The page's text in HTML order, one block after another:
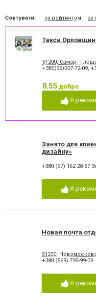
Сортувати: за рейтингом за
Такси
51200, Самар,
+380(96)007-72-09,
8.55 добре
Я
Занято для
дизайну»
+380 (97) 162-28-57
Я
Новая почта
51200,
+380 (569) 795-99-09
Я